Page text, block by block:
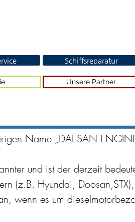
Schiffsreparatur
Unsere Partner
Name „DAESAN
und ist der derzeit
(z.B. Hyundai,
wenn es um